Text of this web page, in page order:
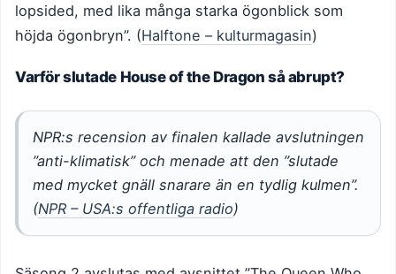
lopsided, med lika många starka ögonblick som
höjda ögonbryn”. (Halftone – kulturmagasin)
Varför slutade House of the Dragon så abrupt?
NPR:s recension av finalen kallade avslutningen
”anti-klimatisk” och menade att den ”slutade
med mycket gnäll snarare än en tydlig kulmen”.
(NPR – USA:s offentliga radio)